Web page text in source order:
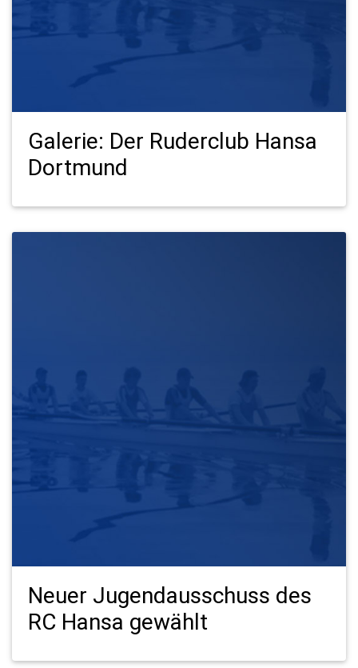
Galerie: Der Ruderclub Hansa
Dortmund
Neuer Jugendausschuss des
RC Hansa gewählt